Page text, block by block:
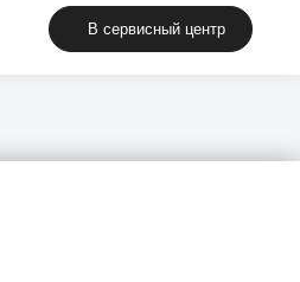
В сервисный центр